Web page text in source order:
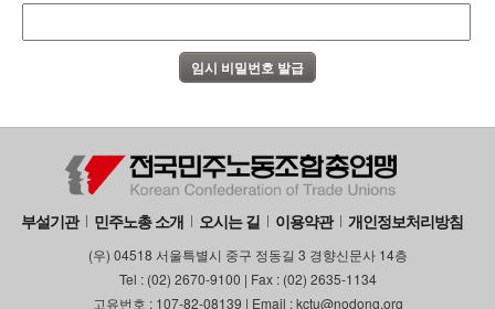
부설기관 민주노총 소개 오시는 길 이용약관 개인정보처리방침
(우) 04518 서울특별시 중구 정동길 3 경향신문사 14층
Tel : (02) 2670-9100 | Fax : (02) 2635-1134
고유번호 : 107-82-08139 | Email : kctu@nodong.org